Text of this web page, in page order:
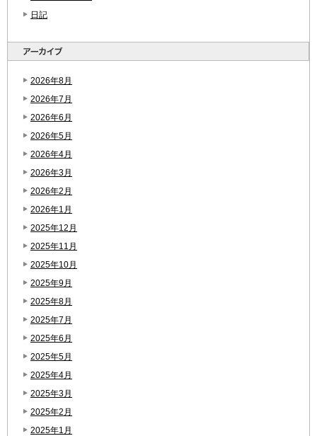
日記
2026年8月
2026年7月
2026年6月
2026年5月
2026年4月
2026年3月
2026年2月
2026年1月
2025年12月
2025年11月
2025年10月
2025年9月
2025年8月
2025年7月
2025年6月
2025年5月
2025年4月
2025年3月
2025年2月
2025年1月